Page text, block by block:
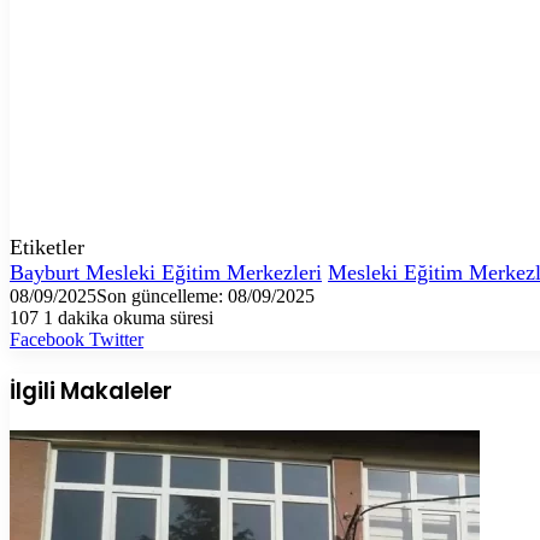
Etiketler
Bayburt Mesleki Eğitim Merkezleri Mesleki Eğitim
08/09/2025Son güncelleme: 08/09/2025
107 1 dakika okuma süresi
Facebook TwitterLinkedIn
Tumblr
Pinterest
Reddit
VKontakte
E-
ile
paylaş
Yazdır
İlgili Makaleler